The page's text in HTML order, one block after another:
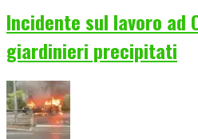
Incidente sul lavoro ad
giardinieri precipitati